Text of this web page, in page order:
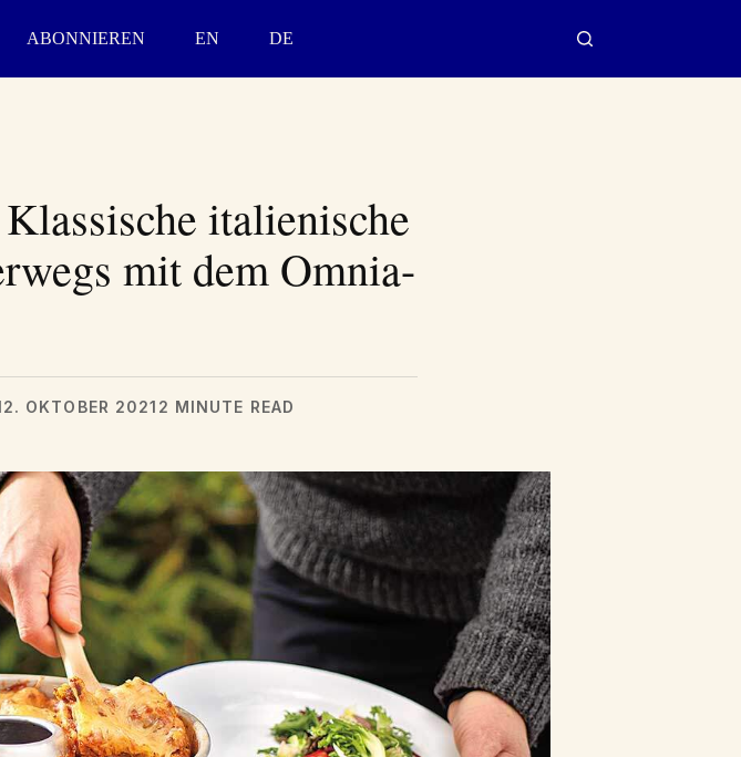
ABONNIEREN EN DE
italienische
mit dem Omnia-
OKTOBER 2021 2 MINUTE READ